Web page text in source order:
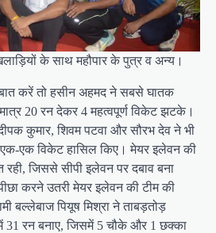
के साथ महौपार के पुत्र व अन्य।
करें तो हसीन अहमद ने सबसे घातक
20 रन देकर 4 महत्वपूर्ण विकेट झटके।
कुमार, शिवम पटवा और सौरभ देव ने भी
एक-एक विकेट हासिल किए। मेयर इलेवन की
जिससे सीपी इलेवन पर दबाव बना
करने उतरी मेयर इलेवन की टीम की
बल्लेबाज पियूष मिश्रा ने ताबड़तोड़
31 रन बनाए, जिसमें 5 चौके और 1 छक्का